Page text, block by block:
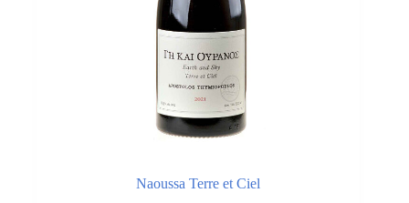
Naoussa Terre et Ciel